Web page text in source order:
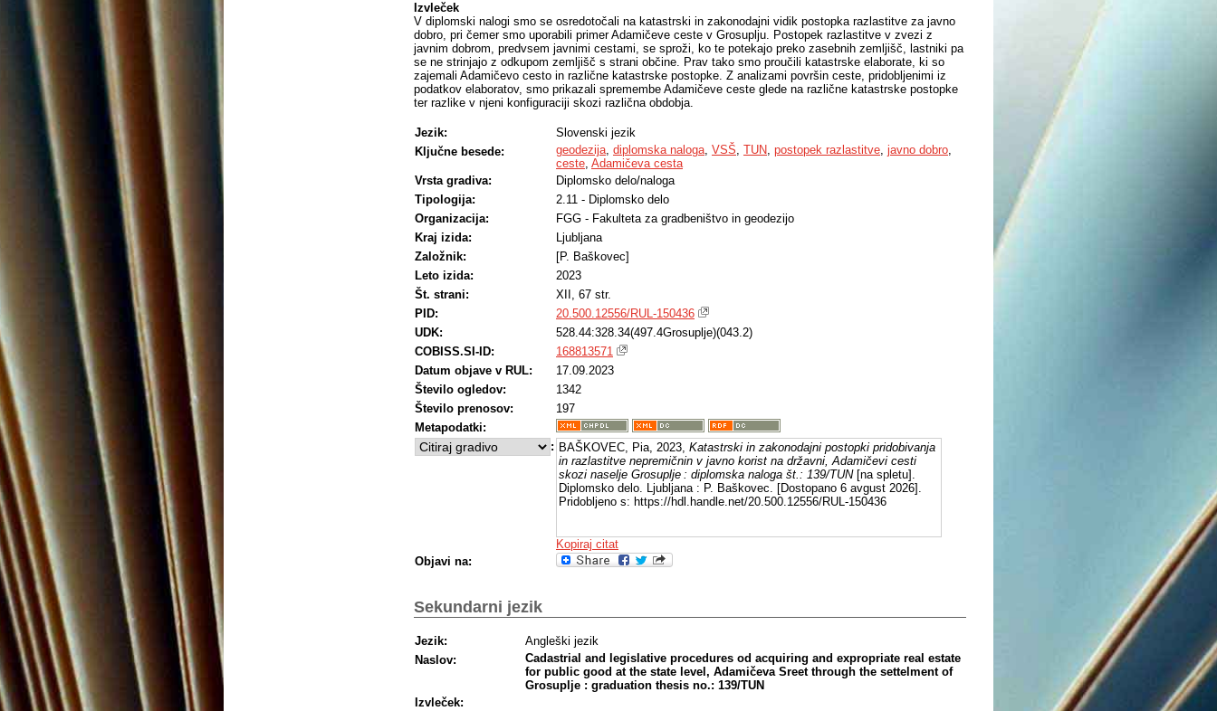
Izvleček
V diplomski nalogi smo se osredotočali na katastrski in zakonodajni vidik postopka razlastitve za javno
dobro, pri čemer smo uporabili primer Adamičeve ceste v Grosuplju. Postopek razlastitve v zvezi z
javnim dobrom, predvsem javnimi cestami, se sproži, ko te potekajo preko zasebnih zemljišč, lastniki pa
se ne strinjajo z odkupom zemljišč s strani občine. Prav tako smo proučili katastrske elaborate, ki so
zajemali Adamičevo cesto in različne katastrske postopke. Z analizami površin ceste, pridobljenimi iz
podatkov elaboratov, smo prikazali spremembe Adamičeve ceste glede na različne katastrske postopke
ter razlike v njeni konfiguraciji skozi različna obdobja.
Jezik:
Slovenski jezik
Ključne besede:
geodezija, diplomska naloga, VSŠ, TUN, postopek razlastitve, javno dobro,
ceste, Adamičeva cesta
Vrsta gradiva:
Diplomsko delo/naloga
Tipologija:
2.11 - Diplomsko delo
Organizacija:
FGG - Fakulteta za gradbeništvo in geodezijo
Kraj izida:
Ljubljana
Založnik:
[P. Baškovec]
Leto izida:
2023
Št. strani:
XII, 67 str.
PID:
20.500.12556/RUL-150436
UDK:
528.44:328.34(497.4Grosuplje)(043.2)
COBISS.SI-ID:
168813571
Datum objave v RUL:
17.09.2023
Število ogledov:
1342
Število prenosov:
197
Metapodatki:
: BAŠKOVEC, Pia, 2023, Katastrski in zakonodajni postopki pridobivanja
in razlastitve nepremičnin v javno korist na državni, Adamičevi cesti
skozi naselje Grosuplje : diplomska naloga št.: 139/TUN[na spletu].
Diplomsko delo. Ljubljana : P. Baškovec. [Dostopano 6 avgust 2026].
Pridobljeno s: https://hdl.handle.net/20.500.12556/RUL-150436
Kopiraj citat
Objavi na:
Sekundarni jezik
Jezik:
Angleški jezik
Naslov:
Cadastrial and legislative procedures od acquiring and expropriate real estate
for public good at the state level, Adamičeva Sreet through the settelment of
Grosuplje : graduation thesis no.: 139/TUN
Izvleček: